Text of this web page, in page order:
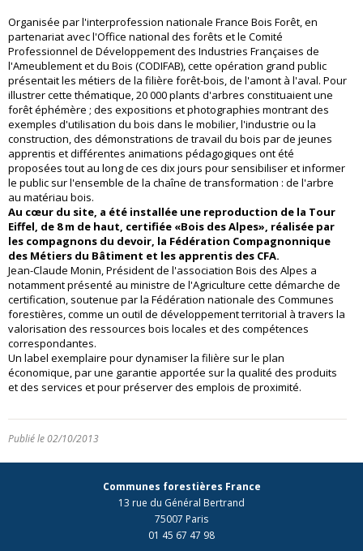
Organisée par l'interprofession nationale France Bois Forêt, en
partenariat avec l'Office national des forêts et le Comité
Professionnel de Développement des Industries Françaises de
l'Ameublement et du Bois (CODIFAB), cette opération grand public
présentait les métiers de la filière forêt-bois, de l'amont à l'aval. Pour
illustrer cette thématique, 20 000 plants d'arbres constituaient une
forêt éphémère ; des expositions et photographies montrant des
exemples d'utilisation du bois dans le mobilier, l'industrie ou la
construction, des démonstrations de travail du bois par de jeunes
apprentis et différentes animations pédagogiques ont été
proposées tout au long de ces dix jours pour sensibiliser et informer
le public sur l'ensemble de la chaîne de transformation : de l'arbre
au matériau bois.
Au cœur du site, a été installée une reproduction de la Tour
Eiffel, de 8 m de haut, certifiée «Bois des Alpes», réalisée par
les compagnons du devoir, la Fédération Compagnonnique
des Métiers du Bâtiment et les apprentis des CFA.
Jean-Claude Monin, Président de l'association Bois des Alpes a
notamment présenté au ministre de l'Agriculture cette démarche de
certification, soutenue par la Fédération nationale des Communes
forestières, comme un outil de développement territorial à travers la
valorisation des ressources bois locales et des compétences
correspondantes.
Un label exemplaire pour dynamiser la filière sur le plan
économique, par une garantie apportée sur la qualité des produits
et des services et pour préserver des emplois de proximité.
Publié le 02/10/2013
Communes forestières France
13 rue du Général Bertrand
75007 Paris
01 45 67 47 98